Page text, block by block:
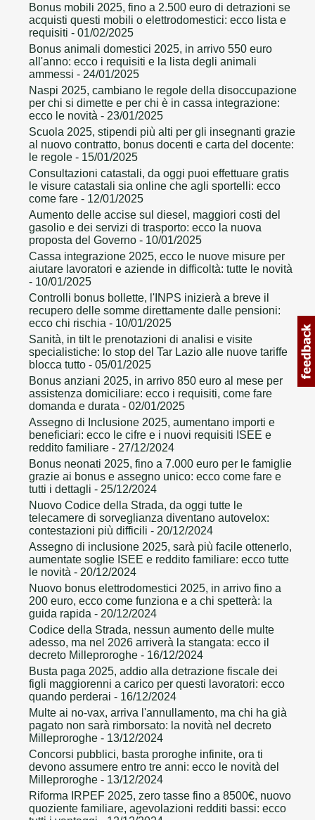
Bonus mobili 2025, fino a 2.500 euro di detrazioni se
acquisti questi mobili o elettrodomestici: ecco lista e
requisiti - 01/02/2025
Bonus animali domestici 2025, in arrivo 550 euro
all'anno: ecco i requisiti e la lista degli animali
ammessi - 24/01/2025
Naspi 2025, cambiano le regole della disoccupazione
per chi si dimette e per chi è in cassa integrazione:
ecco le novità - 23/01/2025
Scuola 2025, stipendi più alti per gli insegnanti grazie
al nuovo contratto, bonus docenti e carta del docente:
le regole - 15/01/2025
Consultazioni catastali, da oggi puoi effettuare gratis
le visure catastali sia online che agli sportelli: ecco
come fare - 12/01/2025
Aumento delle accise sul diesel, maggiori costi del
gasolio e dei servizi di trasporto: ecco la nuova
proposta del Governo - 10/01/2025
Cassa integrazione 2025, ecco le nuove misure per
aiutare lavoratori e aziende in difficoltà: tutte le novità
- 10/01/2025
Controlli bonus bollette, l'INPS inizierà a breve il
recupero delle somme direttamente dalle pensioni:
ecco chi rischia - 10/01/2025
Sanità, in tilt le prenotazioni di analisi e visite
specialistiche: lo stop del Tar Lazio alle nuove tariffe
blocca tutto - 05/01/2025
Bonus anziani 2025, in arrivo 850 euro al mese per
assistenza domiciliare: ecco i requisiti, come fare
domanda e durata - 02/01/2025
Assegno di Inclusione 2025, aumentano importi e
beneficiari: ecco le cifre e i nuovi requisiti ISEE e
reddito familiare - 27/12/2024
Bonus neonati 2025, fino a 7.000 euro per le famiglie
grazie ai bonus e assegno unico: ecco come fare e
tutti i dettagli - 25/12/2024
Nuovo Codice della Strada, da oggi tutte le
telecamere di sorveglianza diventano autovelox:
contestazioni più difficili - 20/12/2024
Assegno di inclusione 2025, sarà più facile ottenerlo,
aumentate soglie ISEE e reddito familiare: ecco tutte
le novità - 20/12/2024
Nuovo bonus elettrodomestici 2025, in arrivo fino a
200 euro, ecco come funziona e a chi spetterà: la
guida rapida - 20/12/2024
Codice della Strada, nessun aumento delle multe
adesso, ma nel 2026 arriverà la stangata: ecco il
decreto Milleproroghe - 16/12/2024
Busta paga 2025, addio alla detrazione fiscale dei
figli maggiorenni a carico per questi lavoratori: ecco
quando perderai - 16/12/2024
Multe ai no-vax, arriva l'annullamento, ma chi ha già
pagato non sarà rimborsato: la novità nel decreto
Milleproroghe - 13/12/2024
Concorsi pubblici, basta proroghe infinite, ora ti
devono assumere entro tre anni: ecco le novità del
Milleproroghe - 13/12/2024
Riforma IRPEF 2025, zero tasse fino a 8500€, nuovo
quoziente familiare, agevolazioni redditi bassi: ecco